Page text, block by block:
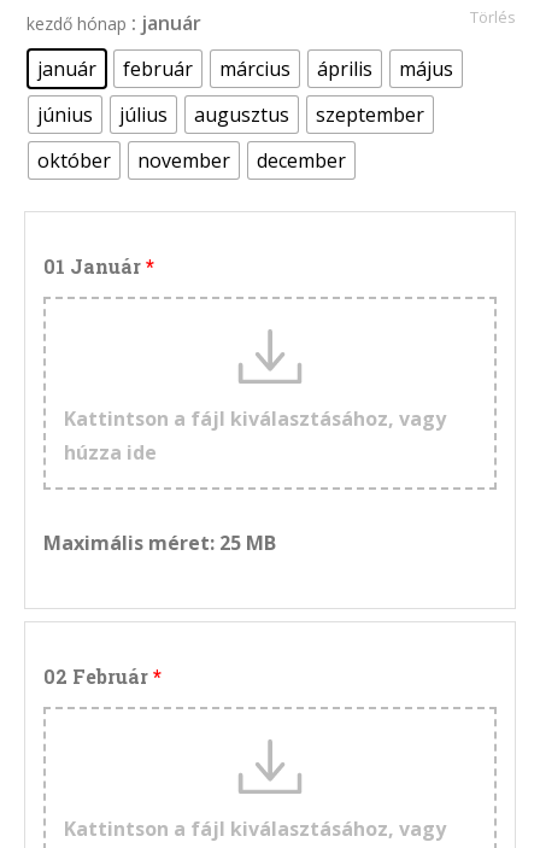
kezdő hónap : január
január
február március április
május
június
július augusztus
szeptember
október
november december
Törlés
01 Január
Kattintson a fájl kiválasztásához, vagy
húzza ide
Maximális méret: 25 MB
02 Február
Kattintson a fájl kiválasztásához, vagy